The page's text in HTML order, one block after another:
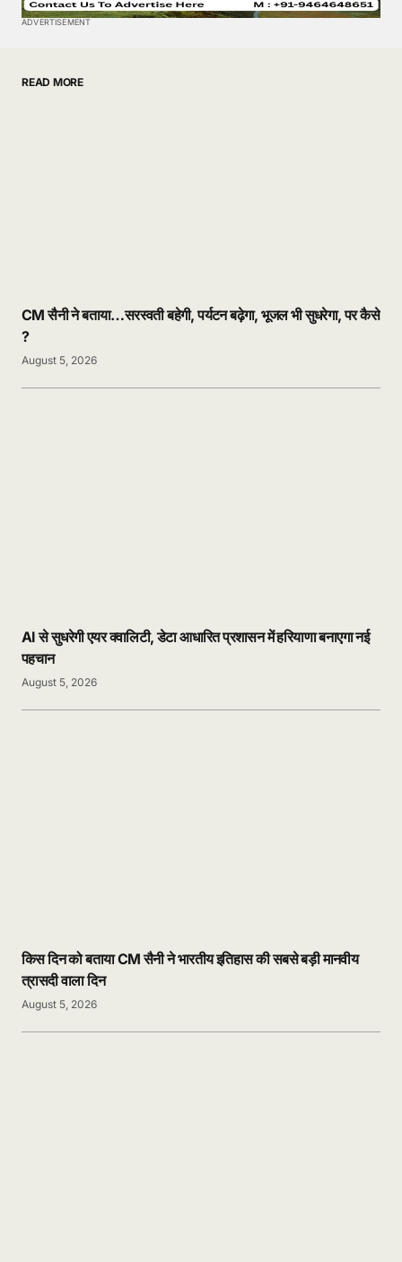
ADVERTISEMENT
READ MORE
CM सैनी ने बताया…सरस्वती बहेगी, पर्यटन बढ़ेगा, भूजल भी सुधरेगा, पर कैसे
?
August 5, 2026
AI से सुधरेगी एयर क्वालिटी, डेटा आधारित प्रशासन में हरियाणा बनाएगा नई
पहचान
August 5, 2026
किस दिन को बताया CM सैनी ने भारतीय इतिहास की सबसे बड़ी मानवीय
त्रासदी वाला दिन
August 5, 2026